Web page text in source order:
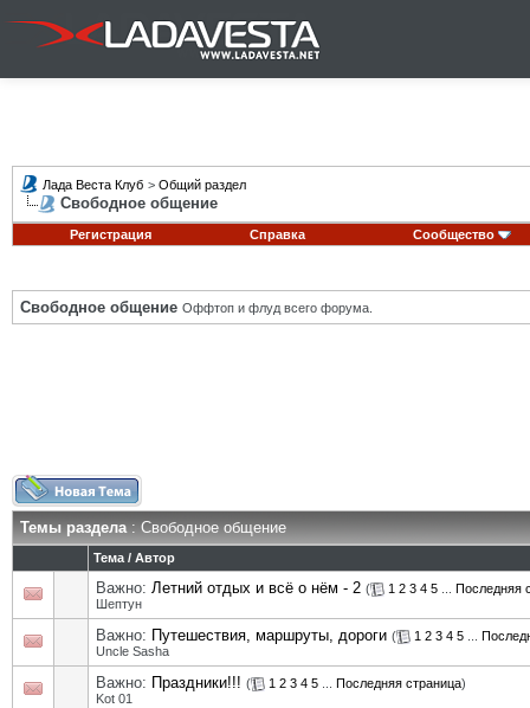
Лада Веста Клуб > Общий раздел
Свободное общение
Регистрация Справка Сообщество
Свободное общение Оффтоп и флуд всего форума.
Темы раздела: Свободное общение
Тема / Автор
Важно: Летний отдых и всё о нём - 2 ( 1 2 3 4 5
Последняя
Шептун
Важно: Путешествия, маршруты, дороги ( 1 2 3 4 5
Uncle Sasha
Важно: Праздники!!! ( 1 2 3 4 5 Последняя страница)
Kot 01